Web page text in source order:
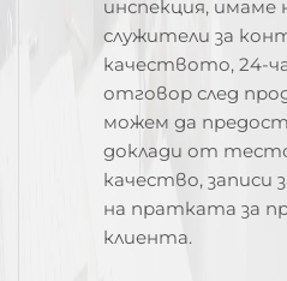
инспекция, имаме
служители за
качеството, 24-
отговор след
можем да
доклади от
качество, записи
на пратката за
клиента.